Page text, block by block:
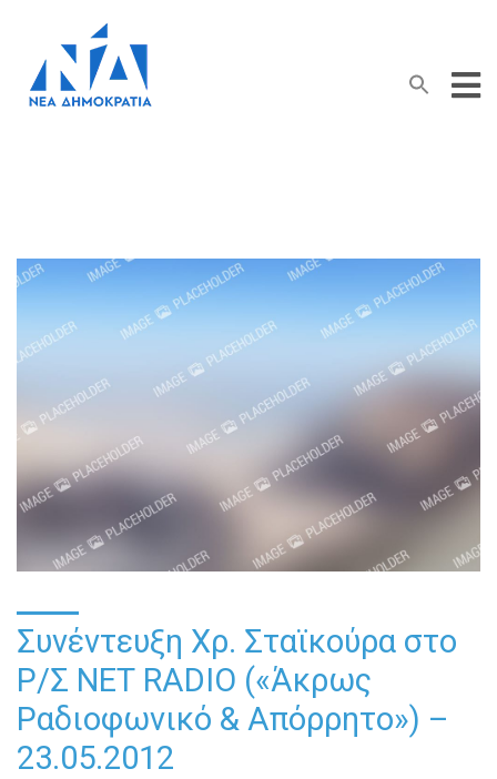
Search
for:
Search Button
Συνέντευξη Χρ. Σταϊκούρα στο
Ρ/Σ ΝΕΤ RADIO («Άκρως
Ραδιοφωνικό & Απόρρητο») –
23.05.2012